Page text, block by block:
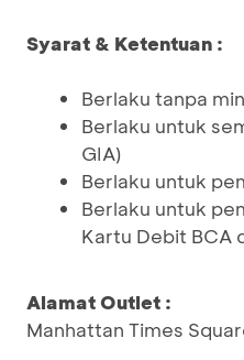
Syarat & Ketentuan :
Berlaku tanpa
Berlaku untuk
GIA)
Berlaku untuk
Berlaku untuk
Kartu Debit BCA
Alamat Outlet :
Manhattan Times